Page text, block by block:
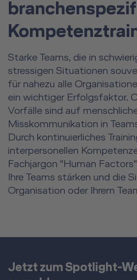
Starke Teams, die in
stressigen Situationen
für nahezu alle
ein wichtiger Erfolgsfaktor.
Vorfälle sind auf
Misskommunikation in
Durch kontinuierliches
interpersonellen
Fachjargon "Human
Ihre Teams stärken und die
Organisation oder Ihrem
Jetzt zum Spotlight-